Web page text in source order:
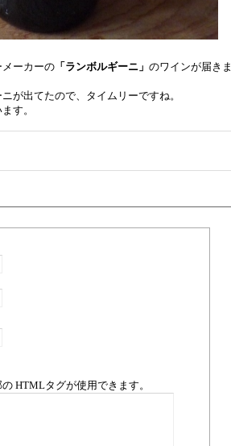
ーカーの 「ランボルギーニ」 のワインが届きま
が出てたので、タイムリーですね。
す。
のHTMLタグが使用できます。